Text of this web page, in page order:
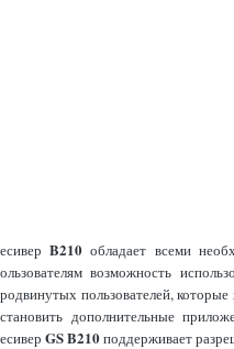
B210 обладает всеми
возможность
пользователей,
дополнительные
GS B210поддерживает